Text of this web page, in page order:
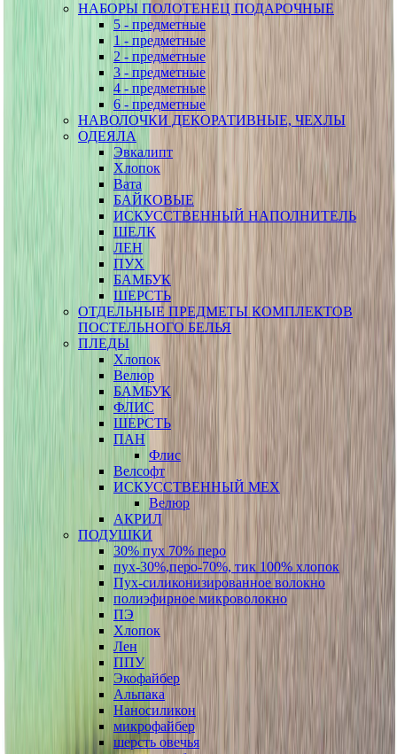
НАБОРЫ ПОЛОТЕНЕЦ ПОДАРОЧНЫЕ
5 - предметные
1 - предметные
2 - предметные
3 - предметные
4 - предметные
6 - предметные
НАВОЛОЧКИ ДЕКОРАТИВНЫЕ, ЧЕХЛЫ
ОДЕЯЛА
Эвкалипт
Хлопок
Вата
БАЙКОВЫЕ
ИСКУССТВЕННЫЙ НАПОЛНИТЕЛЬ
ШЕЛК
ЛЕН
ПУХ
БАМБУК
ШЕРСТЬ
ОТДЕЛЬНЫЕ ПРЕДМЕТЫ КОМПЛЕКТОВ
ПОСТЕЛЬНОГО БЕЛЬЯ
ПЛЕДЫ
Хлопок
Велюр
БАМБУК
ФЛИС
ШЕРСТЬ
ПАН
Флис
Велсофт
ИСКУССТВЕННЫЙ МЕХ
Велюр
АКРИЛ
ПОДУШКИ
30% пух 70% перо
пух-30%,перо-70%, тик 100% хлопок
Пух-силиконизированное волокно
полиэфирное микроволокно
ПЭ
Хлопок
Лен
ППУ
Экофайбер
Альпака
Наносиликон
микрофайбер
шерсть овечья